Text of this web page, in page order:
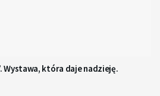
Wystawa, która daje nadzieję.